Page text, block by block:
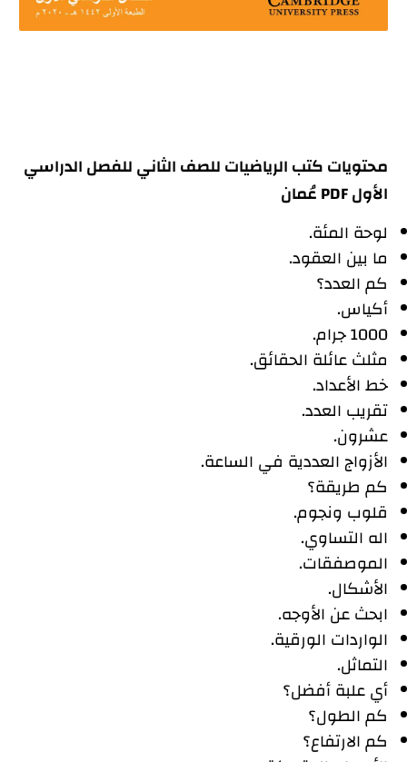
محتويات كتب الرياضيات للصف الثاني للفصل الدراسي
الأول PDF عُمان
لوحة المئة.
ما بين العقود.
كم العدد؟
أكياس.
1000 جرام.
مثلث عائلة الحقائق.
خط الأعداد.
تقريب العدد.
عشرون.
الأزواج العددية في الساعة.
كم طريقة؟
قلوب ونجوم.
اله التساوي.
الموصفقات.
الأشكال.
ابحث عن الأوجه.
الواردات الورقية.
التماثل.
أي علبة أفضل؟
كم الطول؟
كم الارتفاع؟